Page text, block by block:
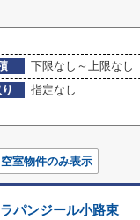
下限なし～上限なし
指定なし
空室物件のみ表示
ラパンジール小路東